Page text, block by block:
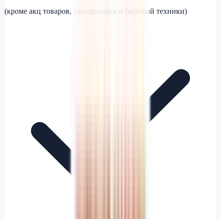
(кроме акц товаров, электроники и бытовой техники)